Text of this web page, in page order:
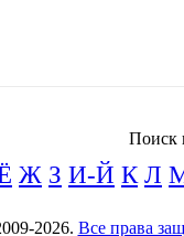
Поиск
Ж З И-Й К Л
2026. Все права